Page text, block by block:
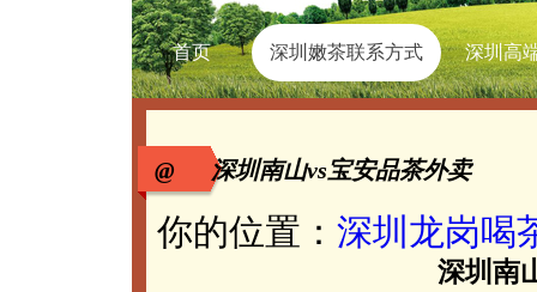
首页 深圳嫩茶联系方式 深圳高
@ 深圳南山vs宝安品茶外卖
你的位置： 深圳龙岗喝
深圳南